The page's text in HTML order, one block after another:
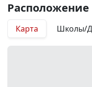
Расположение
Карта Школы/